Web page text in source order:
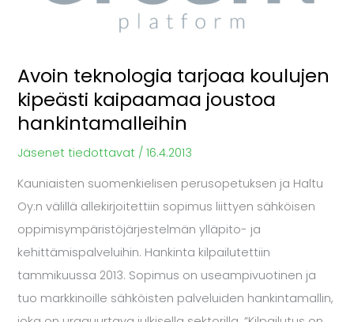
Avoin teknologia tarjoaa koulujen
kipeästi kaipaamaa joustoa
hankintamalleihin
Jäsenet tiedottavat /16.4.2013
Kauniaisten suomenkielisen perusopetuksen ja Haltu
Oy:n välillä allekirjoitettiin sopimus liittyen sähköisen
oppimisympäristöjärjestelmän ylläpito- ja
kehittämispalveluihin. Hankinta kilpailutettiin
tammikuussa 2013. Sopimus on useampivuotinen ja
tuo markkinoille sähköisten palveluiden hankintamallin,